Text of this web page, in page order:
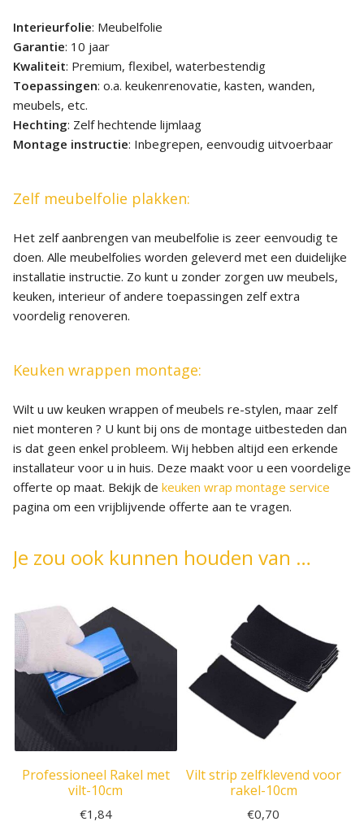
Interieurfolie: Meubelfolie
Garantie: 10 jaar
Kwaliteit: Premium, flexibel, waterbestendig
Toepassingen: o.a. keukenrenovatie, kasten, wanden,
meubels, etc.
Hechting: Zelf hechtende lijmlaag
Montage instructie: Inbegrepen, eenvoudig uitvoerbaar
Zelf meubelfolie plakken:
Het zelf aanbrengen van meubelfolie is zeer eenvoudig te
doen. Alle meubelfolies worden geleverd met een duidelijke
installatie instructie. Zo kunt u zonder zorgen uw meubels,
keuken, interieur of andere toepassingen zelf extra
voordelig renoveren.
Keuken wrappen montage:
Wilt u uw keuken wrappen of meubels re-stylen, maar zelf
niet monteren ? U kunt bij ons de montage uitbesteden dan
is dat geen enkel probleem. Wij hebben altijd een erkende
installateur voor u in huis. Deze maakt voor u een voordelige
offerte op maat. Bekijk de keuken wrap montage service
pagina om een vrijblijvende offerte aan te vragen.
Je zou ook kunnen houden van …
Professioneel Rakel met
vilt-10cm
€1,84
Vilt strip zelfklevend voor
rakel-10cm
€0,70